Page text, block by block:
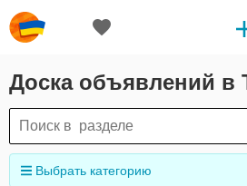
Доска объявлений в
Выбрать категорию